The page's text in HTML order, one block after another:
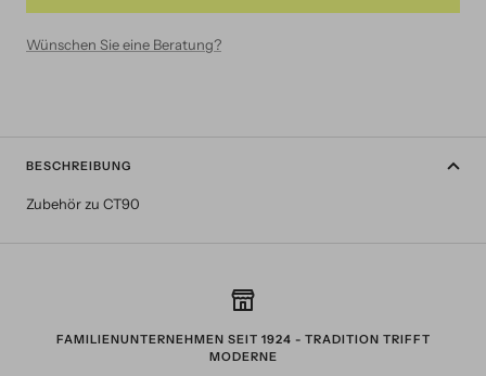
Wünschen Sie eine Beratung?
BESCHREIBUNG
Zubehör zu CT90
FAMILIENUNTERNEHMEN SEIT 1924 - TRADITION TRIFFT
MODERNE